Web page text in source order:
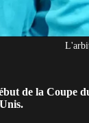
de la Coupe